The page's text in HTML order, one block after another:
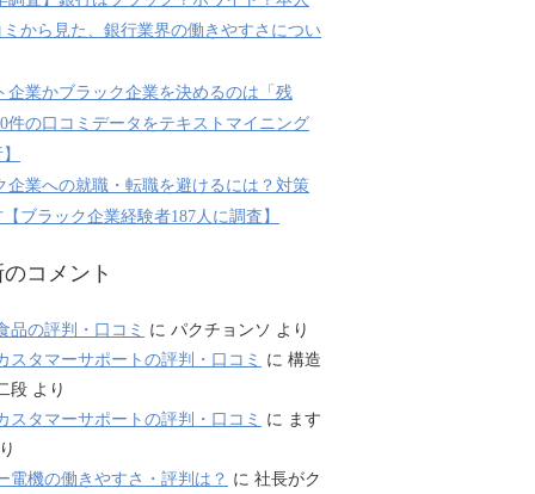
から見た、銀行業界の働きやすさについ
企業かブラック企業を決めるのは「残
件の口コミデータをテキストマイニング
企業への就職・転職を避けるには？対策
ブラック企業経験者187人に調査】
コメント
品の評判・口コミ に パクチョンソ より
スタマーサポートの評判・口コミ に 構造
段 より
スタマーサポートの評判・口コミ に ます
電機の働きやすさ・評判は？ に 社長がク